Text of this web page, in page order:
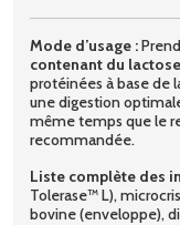
Mode d’usage :
contenant du lactose
protéinées à base de
une digestion
même temps que le
recommandée.
Liste complète des
Tolerase™ L),
bovine (enveloppe),